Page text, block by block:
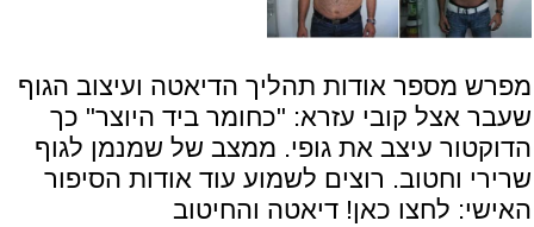
מפרש מספר אודות תהליך הדיאטה ועיצוב הגוף
שעבר אצל קובי עזרא: "כחומר ביד היוצר" כך
הדוקטור עיצב את גופי. ממצב של שמנמן לגוף
שרירי וחטוב. רוצים לשמוע עוד אודות הסיפור
האישי: לחצו כאן! דיאטה והחיטוב